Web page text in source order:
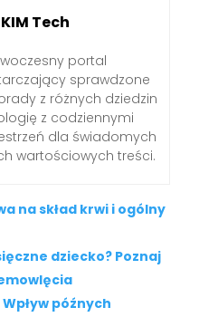
Tech
portal
sprawdzone
z różnych dziedzin
z codziennymi
dla świadomych
wartościowych treści.
na skład krwi i ogólny
dziecko? Poznaj
późnych